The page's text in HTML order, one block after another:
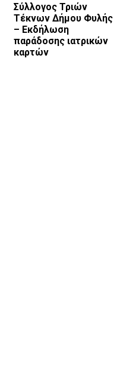
Σύλλογος Τριών
Τέκνων Δήμου Φυλής
– Εκδήλωση
παράδοσης ιατρικών
καρτών